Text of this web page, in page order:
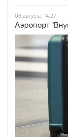
08 августа, 14:27
Аэропорт